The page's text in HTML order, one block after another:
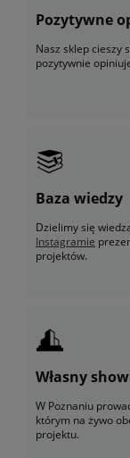
Pozytywne
Nasz sklep cieszy
pozytywnie
Baza wiedzy
Dzielimy się
Instagramie
projektów.
Własny
W Poznaniu
którym na żywo
projektu.